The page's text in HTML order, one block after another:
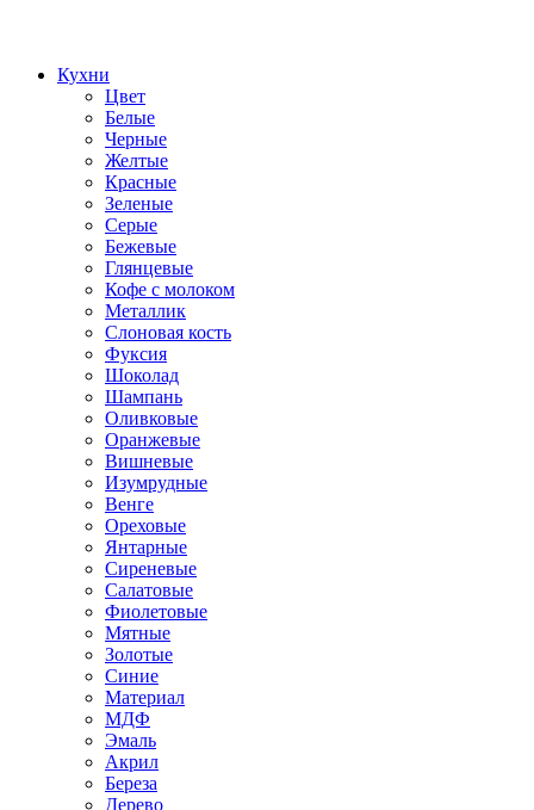
Кухни
Цвет
Белые
Черные
Желтые
Красные
Зеленые
Серые
Бежевые
Глянцевые
Кофе с молоком
Металлик
Слоновая кость
Фуксия
Шоколад
Шампань
Оливковые
Оранжевые
Вишневые
Изумрудные
Венге
Ореховые
Янтарные
Сиреневые
Салатовые
Фиолетовые
Мятные
Золотые
Синие
Материал
МДФ
Эмаль
Акрил
Береза
Дерево